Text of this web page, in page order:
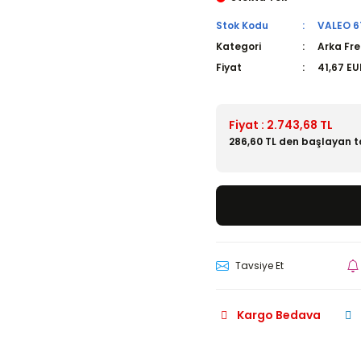
Stok Kodu
VALEO
Kategori
Arka
Fiyat
41,67
Fiyat : 2.743,68 TL
286,60 TL den başlayan
Tavsiye Et
Kargo Bedava